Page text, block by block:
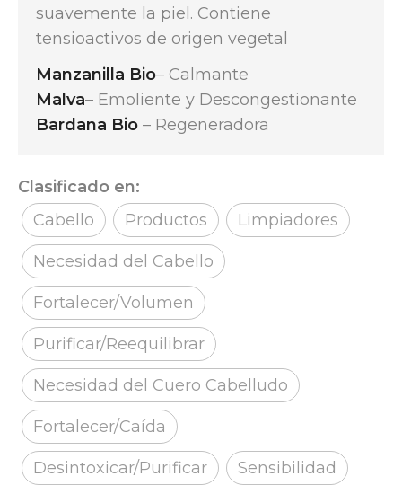
suavemente la piel. Contiene
tensioactivos de origen vegetal
Manzanilla Bio– Calmante
Malva– Emoliente y Descongestionante
Bardana Bio – Regeneradora
Clasificado en:
Cabello
Productos Limpiadores
Necesidad del Cabello
Fortalecer/Volumen
Purificar/Reequilibrar
Necesidad del Cuero Cabelludo
Fortalecer/Caída
Desintoxicar/Purificar Sensibilidad